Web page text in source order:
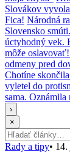
Slovákov
Fica! Národná
Slovensko
úctyhodný vek.
môže
odmeny pred
Chotíne
vyletel do
sama.
›
×
Hľadať:
Rady a tipy• 14.